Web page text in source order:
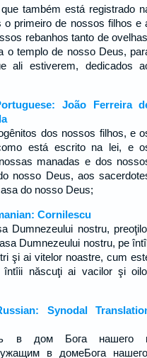
também está registrado
o primeiro de nossos filhos e
rebanhos tanto de
o templo de nosso Deus,
ali estiverem, dedicados
João Ferreira
dos nossos filhos, e
está escrito na lei, e
manadas e dos
nosso Deus, aos
do nosso Deus;
Cornilescu
Dumnezeului nostru,
Dumnezeului nostru, pe
şi ai vitelor noastre, cum
născuţi ai vacilor şi
Synodal
в дом Бога нашего
в домеБога